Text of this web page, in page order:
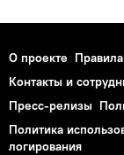
О проекте
Контакты и
Пресс-релизы
Политика
логирования